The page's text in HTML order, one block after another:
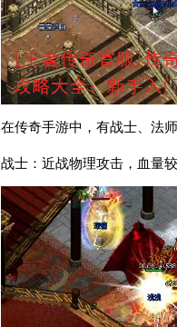
在传奇手游中，有战士、法
战士：近战物理攻击，血量